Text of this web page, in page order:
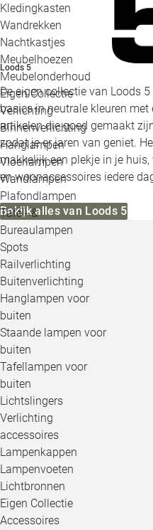
Kledingkasten
Wandrekken
Nachtkastjes
Meubelhoezen
Meubelonderhoud
Eigen Collectie
Verlichting
Binnenverlichting
Hanglampen
Vloerlampen
Wandlampen
Plafondlampen
Tafel- &
Bureaulampen
Spots
Railverlichting
Buitenverlichting
Hanglampen voor
buiten
Staande lampen voor
buiten
Tafellampen voor
buiten
Lichtslingers
Verlichting
accessoires
Lampenkappen
Lampenvoeten
Lichtbronnen
Eigen Collectie
Accessoires
Loods 5
De eigen collectie van Loods
basics in neutrale kleuren
artikelen die goed gemaakt
zodat je er jaren van geniet.
makkelijk een plekje in je
en woonaccessoires iedere
Bekijk alles van Loods 5